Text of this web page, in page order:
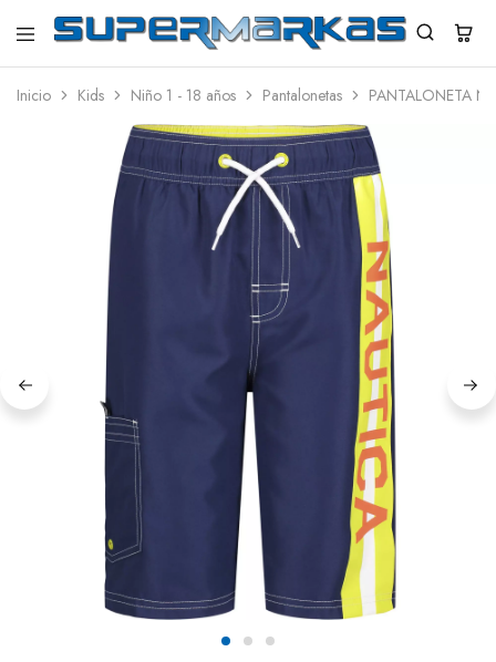
SuperMarkas
Ropa
con
Inicio Kids Niño 1 - 18 años Pantalonetas PANTALONETA